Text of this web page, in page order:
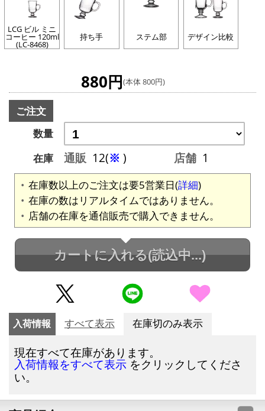
LCG ビル ミニ
コーヒー 120ml
(LC-8468)
持ち手 ステム部 デザイン比較
880円(本体 800円)
ご注文
数量
在庫
通販 12(※ ) 店舗 1
在庫数以上のご注文は要5営業日(詳細)
在庫の数はリアルタイムではありません。
店舗の在庫を通信販売で購入できません。
カートに入れる(読込中...)
入荷情報 すべて表示 在庫切のみ表示
現在すべて在庫があります。
入荷情報をすべて表示 をクリックしてくださ
い。